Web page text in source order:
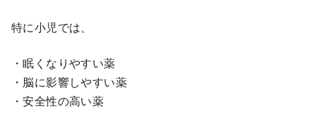
特に小児では、
・眠くなりやすい薬
・脳に影響しやすい薬
・安全性の高い薬